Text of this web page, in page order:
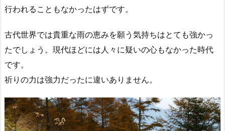
行われることもなかったはずです。
古代世界では貴重な雨の恵みを願う気持ちはとても強かっ
たでしょう。現代ほどには人々に疑いの心もなかった時代
です。
祈りの力は強力だったに違いありません。